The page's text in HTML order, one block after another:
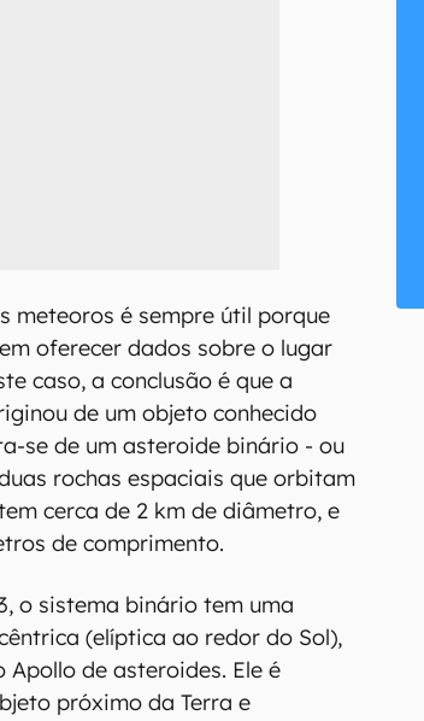
meteoros é sempre útil porque
oferecer dados sobre o lugar
caso, a conclusão é que a
de um objeto conhecido
se de um asteroide binário - ou
rochas espaciais que orbitam
cerca de 2 km de diâmetro, e
de comprimento.
o sistema binário tem uma
(elíptica ao redor do Sol),
de asteroides. Ele é
próximo da Terra e